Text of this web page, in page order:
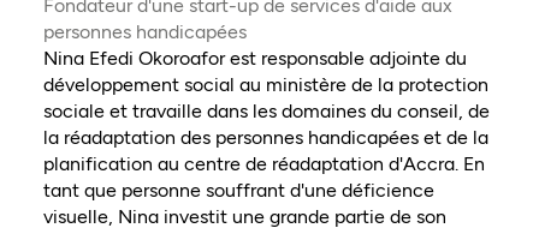
Fondateur d'une start-up de services d'aide aux
personnes handicapées
Nina Efedi Okoroafor est responsable adjointe du
développement social au ministère de la protection
sociale et travaille dans les domaines du conseil, de
la réadaptation des personnes handicapées et de la
planification au centre de réadaptation d'Accra. En
tant que personne souffrant d'une déficience
visuelle, Nina investit une grande partie de son